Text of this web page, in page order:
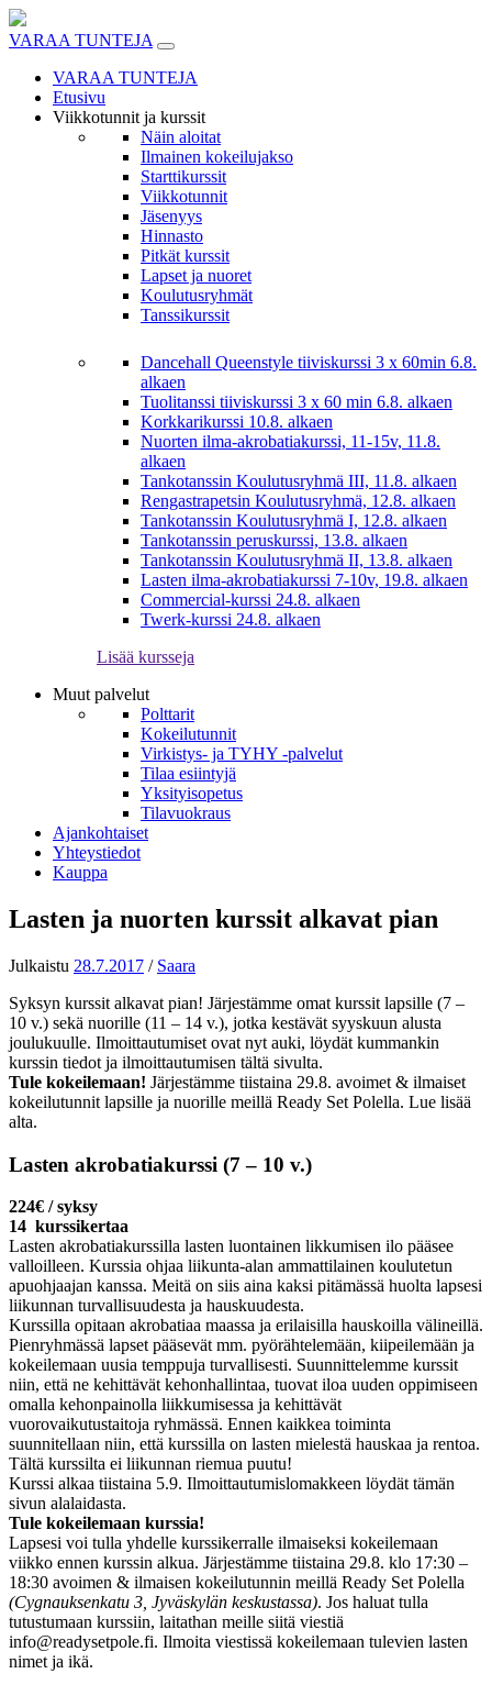
Skip
to
VARAA TUNTEJA
VARAA TUNTEJA
Etusivu
Viikkotunnit ja kurssit
Näin aloitat
Ilmainen kokeilujakso
Starttikurssit
Viikkotunnit
Jäsenyys
Hinnasto
Pitkät kurssit
Lapset ja nuoret
Koulutusryhmät
Tanssikurssit
Dancehall Queenstyle tiiviskurssi 3 x 60min 6.8.
alkaen
Tuolitanssi tiiviskurssi 3 x 60 min 6.8. alkaen
Korkkarikurssi 10.8. alkaen
Nuorten ilma-akrobatiakurssi, 11-15v, 11.8.
alkaen
Tankotanssin Koulutusryhmä III, 11.8. alkaen
Rengastrapetsin Koulutusryhmä, 12.8. alkaen
Tankotanssin Koulutusryhmä I, 12.8. alkaen
Tankotanssin peruskurssi, 13.8. alkaen
Tankotanssin Koulutusryhmä II, 13.8. alkaen
Lasten ilma-akrobatiakurssi 7-10v, 19.8. alkaen
Commercial-kurssi 24.8. alkaen
Twerk-kurssi 24.8. alkaen
Lisää kursseja
Muut palvelut
Polttarit
Kokeilutunnit
Virkistys- ja TYHY -palvelut
Tilaa esiintyjä
Yksityisopetus
Tilavuokraus
Ajankohtaiset
Yhteystiedot
Kauppa
Lasten ja nuorten kurssit alkavat pian
Julkaistu 28.7.2017 / Saara
Syksyn kurssit alkavat pian! Järjestämme omat kurssit lapsille (7 –
10 v.) sekä nuorille (11 – 14 v.), jotka kestävät syyskuun alusta
joulukuulle. Ilmoittautumiset ovat nyt auki, löydät kummankin
kurssin tiedot ja ilmoittautumisen tältä sivulta.
Tule kokeilemaan! Järjestämme tiistaina 29.8. avoimet & ilmaiset
kokeilutunnit lapsille ja nuorille meillä Ready Set Polella. Lue lisää
alta.
Lasten akrobatiakurssi (7 – 10 v.)
224€ / syksy
14 kurssikertaa
Lasten akrobatiakurssilla lasten luontainen likkumisen ilo pääsee
valloilleen. Kurssia ohjaa liikunta-alan ammattilainen koulutetun
apuohjaajan kanssa. Meitä on siis aina kaksi pitämässä huolta lapsesi
liikunnan turvallisuudesta ja hauskuudesta.
Kurssilla opitaan akrobatiaa maassa ja erilaisilla hauskoilla välineillä.
Pienryhmässä lapset pääsevät mm. pyörähtelemään, kiipeilemään ja
kokeilemaan uusia temppuja turvallisesti. Suunnittelemme kurssit
niin, että ne kehittävät kehonhallintaa, tuovat iloa uuden oppimiseen
omalla kehonpainolla liikkumisessa ja kehittävät
vuorovaikutustaitoja ryhmässä. Ennen kaikkea toiminta
suunnitellaan niin, että kurssilla on lasten mielestä hauskaa ja rentoa.
Tältä kurssilta ei liikunnan riemua puutu!
Kurssi alkaa tiistaina 5.9. Ilmoittautumislomakkeen löydät tämän
sivun alalaidasta.
Tule kokeilemaan kurssia!
Lapsesi voi tulla yhdelle kurssikerralle ilmaiseksi kokeilemaan
viikko ennen kurssin alkua. Järjestämme tiistaina 29.8. klo 17:30 –
18:30 avoimen & ilmaisen kokeilutunnin meillä Ready Set Polella
(Cygnauksenkatu 3, Jyväskylän keskustassa). Jos haluat tulla
tutustumaan kurssiin, laitathan meille siitä viestiä
info@readysetpole.fi. Ilmoita viestissä kokeilemaan tulevien lasten
nimet ja ikä.